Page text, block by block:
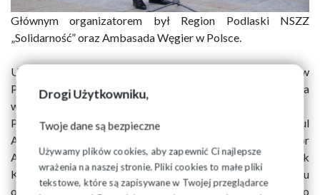
Drogi Użytkowniku,
Twoje dane są bezpieczne
Używamy plików cookies, aby zapewnić Ci najlepsze
wrażenia na naszej stronie. Pliki cookies to małe pliki
tekstowe, które są zapisywane w Twojej przeglądarce
Głównym organizatorem był Region Podlaski NSZZ
„Solidarność” oraz Ambasada Węgier w Polsce.
Uroczystość poprzedziła konferencja historyczna w
Podlaskim Urzędzie Wojewódzkim poświęcona
wydarzeniom roku 1956 w Polsce i na Węgrzech.
Podczas konferencji swoje referaty wygłosili: Wicekonsul
Ambasady Węgier - dr Pal Attila Illes oraz Dyrektor
Archiwum Państwowego w Białymstoku - dr Marek
Kietliński, ukazując wydarzenia w Budapeszcie w 1956 roku
oraz gesty wsparcia mieszkańców Białegostoku tuż po